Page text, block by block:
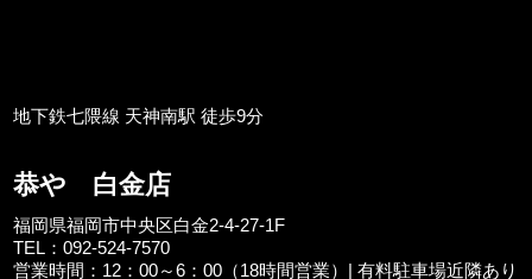
地下鉄七隈線 天神南駅 徒歩9分
恭や 白金店
福岡県福岡市中央区白金2-4-27-1F
TEL：092-524-7570
営業時間：12：00～6：00（18時間営業）| 有料駐車場近隣あり